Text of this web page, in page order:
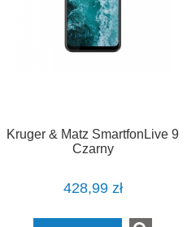
Kruger & Matz SmartfonLive 9
Czarny
428,99 zł